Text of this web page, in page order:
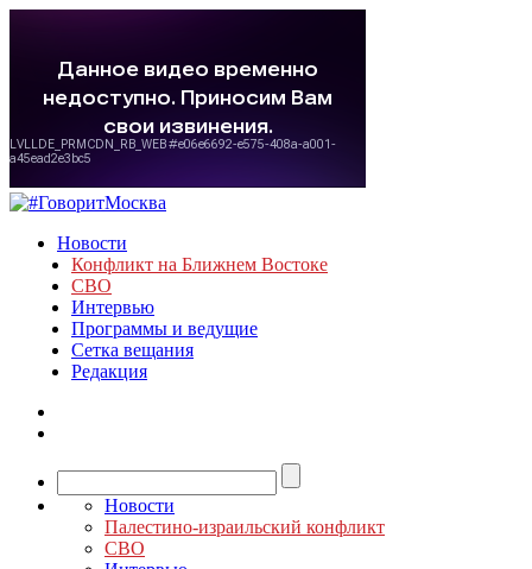
Новости
Конфликт на Ближнем Востоке
СВО
Интервью
Программы и ведущие
Сетка вещания
Редакция
Новости
Палестино-израильский конфликт
СВО